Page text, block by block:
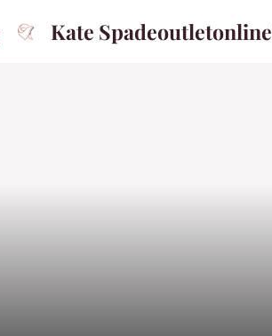
Kate Spadeoutletonline